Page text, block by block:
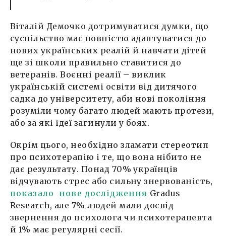
Віталій Демочко дотримуватися думки, що
суспільство має повністю адаптуватися до
нових українських реалій й навчати дітей
ще зі школи правильно ставитися до
ветеранів. Воєнні реалії – виклик
українській системі освіти від дитячого
садка до університету, аби нові покоління
розуміли чому багато людей мають протези,
або за які ідеї загинули у боях.
Окрім цього, необхідно зламати стереотип
про психотерапію і те, що вона нібито не
дає результату. Понад 70% українців
відчувають стрес або сильну знервованість,
показало нове дослідження Gradus
Research, але 7% людей мали досвід
звернення до психолога чи психотерапевта
й 1% має регулярні сесії.